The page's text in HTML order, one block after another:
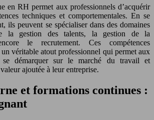
en RH permet aux professionnels d’acquérir
techniques et comportementales. En se
ils peuvent se spécialiser dans des domaines
la gestion des talents, la gestion de la
le recrutement. Ces compétences
véritable atout professionnel qui permet aux
démarquer sur le marché du travail et
ajoutée à leur entreprise.
et formations continues :